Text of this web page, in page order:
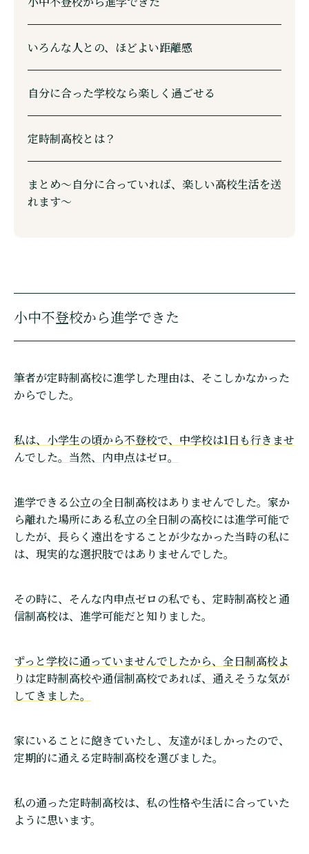
いろんな人との、ほどよい距離感
自分に合った学校なら楽しく過ごせる
定時制高校とは？
まとめ〜自分に合っていれば、楽しい高校生活を送
れます〜
小中不登校から進学できた
筆者が定時制高校に進学した理由は、そこしかなかった
からでした。
私は、小学生の頃から不登校で、中学校は1日も行きませ
んでした。当然、内申点はゼロ。
進学できる公立の全日制高校はありませんでした。家か
ら離れた場所にある私立の全日制の高校には進学可能で
したが、長らく遠出をすることが少なかった当時の私に
は、現実的な選択肢ではありませんでした。
その時に、そんな内申点ゼロの私でも、定時制高校と通
信制高校は、進学可能だと知りました。
ずっと学校に通っていませんでしたから、全日制高校よ
りは定時制高校や通信制高校であれば、通えそうな気が
してきました。
家にいることに飽きていたし、友達がほしかったので、
定期的に通える定時制高校を選びました。
私の通った定時制高校は、私の性格や生活に合っていた
ように思います。